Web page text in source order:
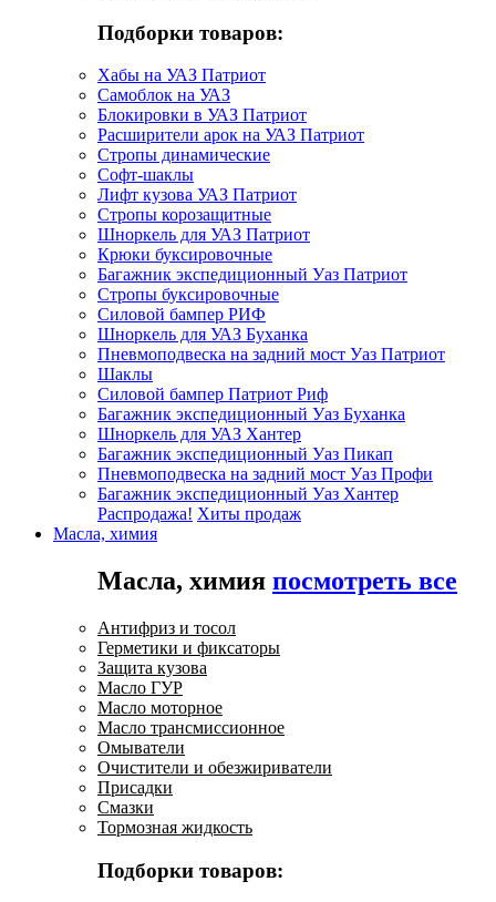
Подборки товаров:
Хабы на УАЗ Патриот
Самоблок на УАЗ
Блокировки в УАЗ Патриот
Расширители арок на УАЗ Патриот
Стропы динамические
Софт-шаклы
Лифт кузова УАЗ Патриот
Стропы корозащитные
Шноркель для УАЗ Патриот
Крюки буксировочные
Багажник экспедиционный Уаз Патриот
Стропы буксировочные
Силовой бампер РИФ
Шноркель для УАЗ Буханка
Пневмоподвеска на задний мост Уаз Патриот
Шаклы
Силовой бампер Патриот Риф
Багажник экспедиционный Уаз Буханка
Шноркель для УАЗ Хантер
Багажник экспедиционный Уаз Пикап
Пневмоподвеска на задний мост Уаз Профи
Багажник экспедиционный Уаз Хантер
Распродажа! Хиты продаж
Масла, химия
Масла, химия посмотреть все
Антифриз и тосол
Герметики и фиксаторы
Защита кузова
Масло ГУР
Масло моторное
Масло трансмиссионное
Омыватели
Очистители и обезжириватели
Присадки
Смазки
Тормозная жидкость
Подборки товаров: